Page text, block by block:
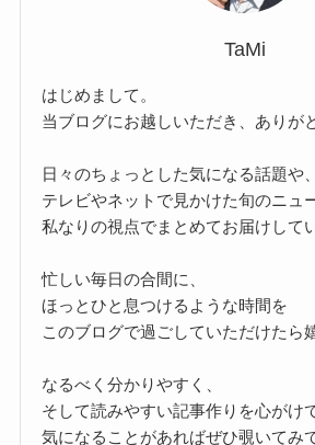
TaMi
はじめまして。
当ブログにお越しいただき、ありが
日々のちょっとした気になる話題や、
テレビやネットで見かけた旬のニュ
私なりの視点でまとめてお届けして
忙しい毎日の合間に、
ほっとひと息つけるような時間を
このブログで過ごしていただけたら
なるべく分かりやすく、
そして読みやすい記事作りを心がけ
気になることがあればぜひ覗いてみ